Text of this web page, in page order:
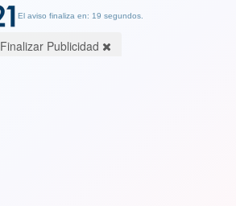
El aviso finaliza en: 19 segundos.
Finalizar Publicidad